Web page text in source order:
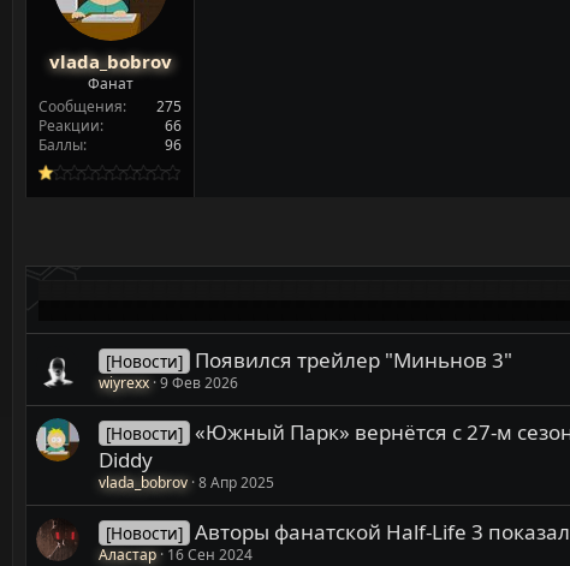
vlada_bobrov
Фанат
Сообщения
275
Реакции
66
Баллы
96
[Новости] Появился трейлер "Миньнов 3"
wiyrexx 9 Фев 2026
[Новости] «Южный Парк» вернётся с 27-м
Diddy
vlada_bobrov 8 Апр 2025
[Новости] Авторы фанатской Half-Life 3
Аластар 16 Сен 2024